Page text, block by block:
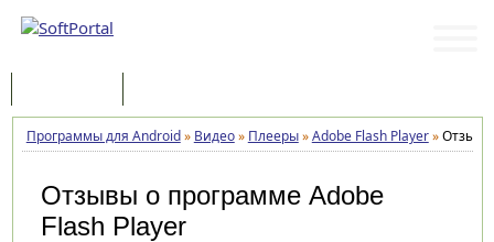
Программы для Android» Видео» Плееры»Adobe Flash Player»Отзывы
Отзывы о программе Adobe
Flash Player